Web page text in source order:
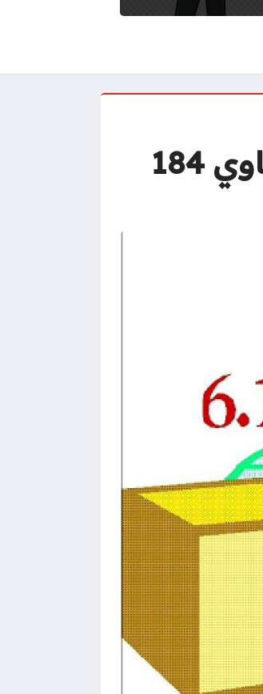
المساحة الكلية لسطح المنشور في الشكل أدناه يساوي 184